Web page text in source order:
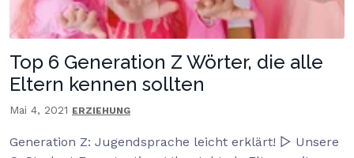
Top 6 Generation Z Wörter, die alle
Eltern kennen sollten
Mai 4, 2021 ERZIEHUNG
Generation Z: Jugendsprache leicht erklärt! ▷ Unsere